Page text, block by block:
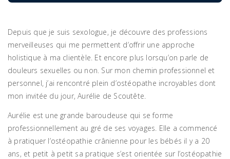
Depuis que je suis sexologue, je découvre des professions
merveilleuses qui me permettent d’offrir une approche
holistique à ma clientèle. Et encore plus lorsqu’on parle de
douleurs sexuelles ou non. Sur mon chemin professionnel et
personnel, j’ai rencontré plein d’ostéopathe incroyables dont
mon invitée du jour, Aurélie de Scoutête.
Aurélie est une grande baroudeuse qui se forme
professionnellement au gré de ses voyages. Elle a commencé
à pratiquer l’ostéopathie crânienne pour les bébés il y a 20
ans, et petit à petit sa pratique s’est orientée sur l’ostéopathie